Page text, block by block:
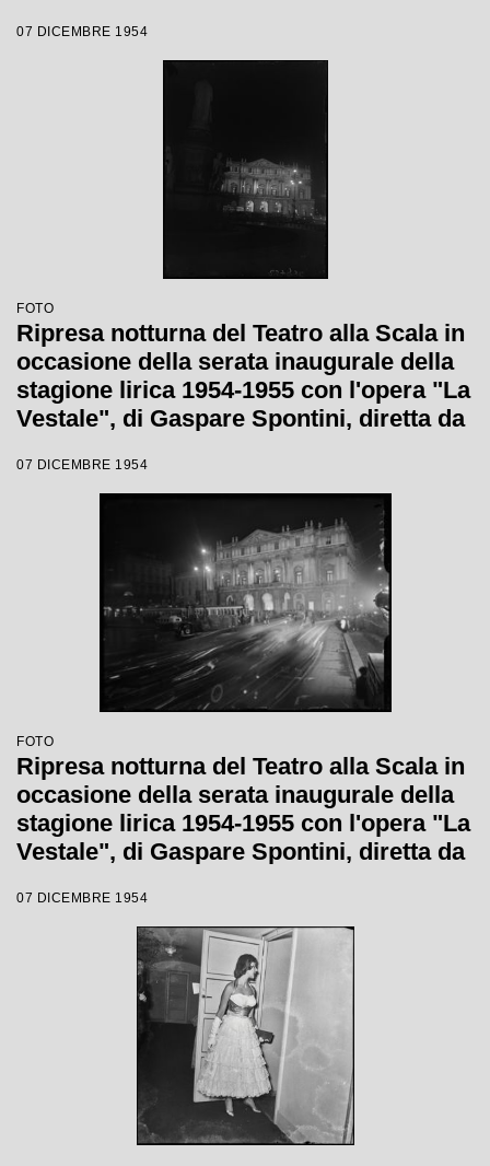
07 DICEMBRE 1954
FOTO
Ripresa notturna del Teatro alla Scala in
occasione della serata inaugurale della
stagione lirica 1954-1955 con l'opera "La
Vestale", di Gaspare Spontini, diretta da
Visconti
07 DICEMBRE 1954
FOTO
Ripresa notturna del Teatro alla Scala in
occasione della serata inaugurale della
stagione lirica 1954-1955 con l'opera "La
Vestale", di Gaspare Spontini, diretta da
Visconti
07 DICEMBRE 1954